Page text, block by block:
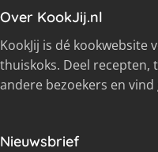
Over KookJij.nl
KookJij is dé
thuiskoks. Deel recepten,
andere bezoekers en
Nieuwsbrief